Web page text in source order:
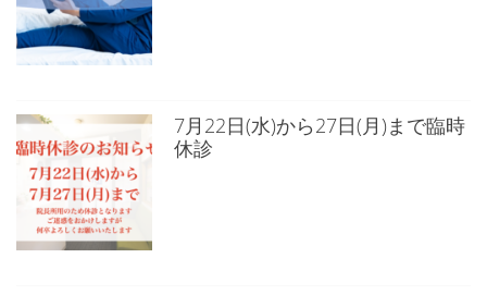
7月22日(水)から27日(月)まで臨時
休診